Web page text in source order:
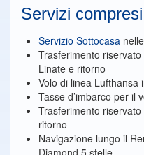
Servizi compresi
Servizio Sottocasa
Trasferimento
Linate e ritorno
Volo di linea Lufthansa
Tasse d’imbarco per il
Trasferimento
ritorno
Navigazione lungo il
Diamond 5 stelle